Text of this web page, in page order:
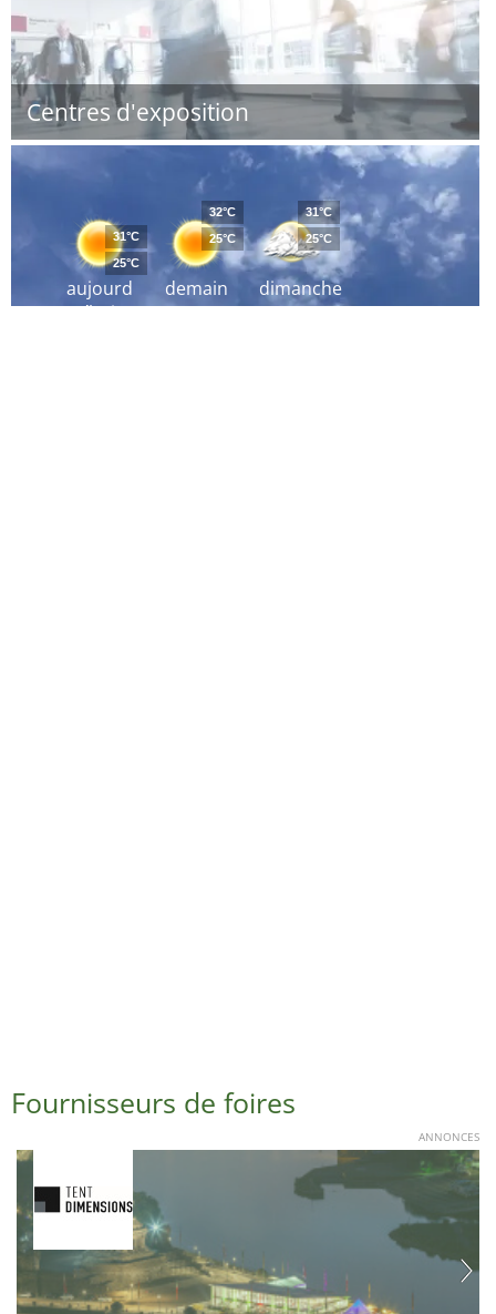
Centres d'exposition
aujourd
´hui
31°C
25°C
demain
32°C
25°C
dimanche
31°C
25°C
Fournisseurs de foires
ANNONCES